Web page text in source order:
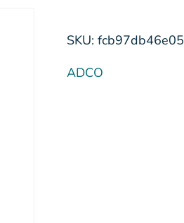
SKU: fcb97db46e05
ADCO